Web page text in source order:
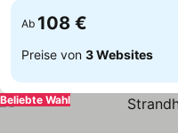
Ab 108 €
Preise von 3 Websites
Beliebte Wahl